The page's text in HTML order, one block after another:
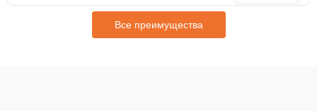
Все преимущества